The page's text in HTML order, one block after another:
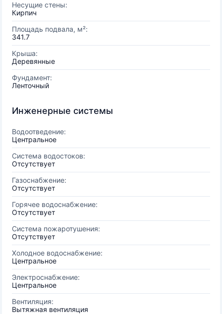
Несущие стены:
Кирпич
Площадь подвала, м²:
341.7
Крыша:
Деревянные
Фундамент:
Ленточный
Инженерные системы
Водоотведение:
Центральное
Система водостоков:
Отсутствует
Газоснабжение:
Отсутствует
Горячее водоснабжение:
Отсутствует
Система пожаротушения:
Отсутствует
Холодное водоснабжение:
Центральное
Электроснабжение:
Центральное
Вентиляция:
Вытяжная вентиляция